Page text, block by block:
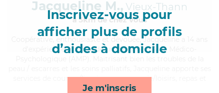
Inscrivez-vous pour
afficher plus de profils
d’aides à domicile
Je m'inscris
Jacqueline M., Vieux-Thann
à 5km de chez Vous
, enthousiaste et dévouée, Jacqueline a 14 ans
d'expérience et possède un diplôme d'Aide Médico-
services de courses/livraison, compagnie/loisirs, repas et
lever/coucher*